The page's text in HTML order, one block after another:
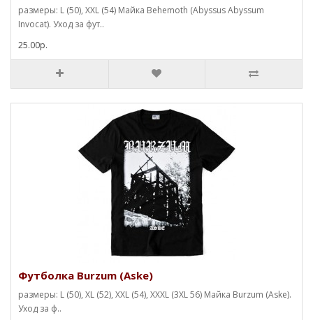
размеры: L (50), XXL (54) Майка Behemoth (Abyssus Abyssum
Invocat). Уход за фут..
25.00р.
Футболка Burzum (Aske)
размеры: L (50), XL (52), XXL (54), XXXL (3XL 56) Майка Burzum (Aske).
Уход за ф..